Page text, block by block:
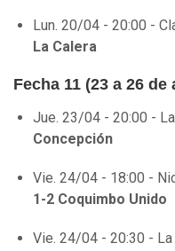
Lun. 20/04 - 20:00 -
La Calera
Fecha 11 (23 a 26 de
Jue. 23/04 - 20:00 - La
Concepción
Vie. 24/04 - 18:00 -
1-2 Coquimbo Unido
Vie. 24/04 - 20:30 - La